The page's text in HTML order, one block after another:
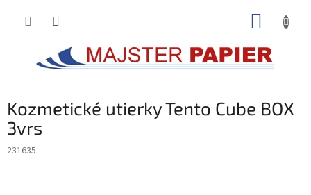
Kozmetické utierky Tento Cube BOX
3vrs
231635